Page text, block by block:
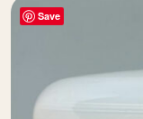
Save